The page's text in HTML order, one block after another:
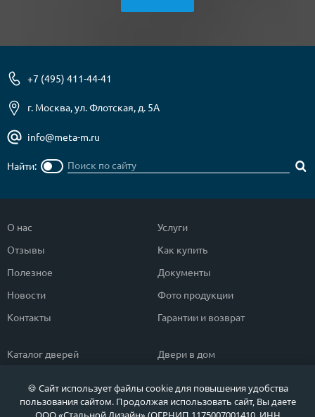
+7 (495) 411-44-41
г. Москва, ул. Флотская, д. 5А
info@meta-m.ru
Найти:
О нас
Отзывы
Полезное
Новости
Контакты
Услуги
Как купить
Документы
Фото продукции
Гарантии и возврат
Каталог дверей
Популярные двери
Двери в дом
Двери в квартиру
🍪 Сайт использует файлы cookie для повышения удобства
пользования сайтом. Продолжая использовать сайт, Вы даете